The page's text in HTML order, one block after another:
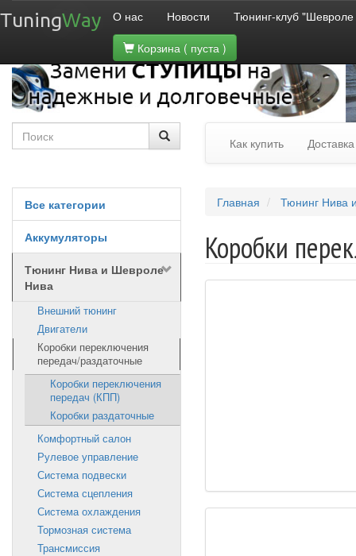
TuningWay О нас Новости
Тюнинг-клуб
Корзина ( пуста )
Как купить Доставка
Все категории
Аккумуляторы
Тюнинг Нива и Шевроле
Нива
Внешний тюнинг
Двигатели
Коробки переключения
передач/раздаточные
Коробки переключения
передач (КПП)
Коробки раздаточные
Комфортный салон
Рулевое управление
Система подвески
Система сцепления
Система охлаждения
Тормозная система
Трансмиссия
Главная Тюнинг Нива
Коробки